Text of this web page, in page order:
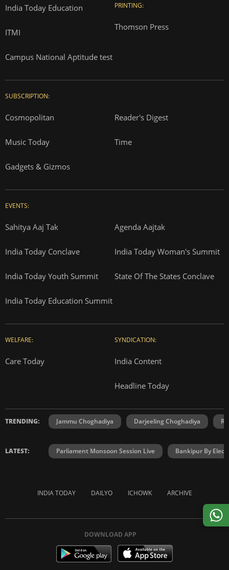
India Today Education
ITMI
Campus National Aptitude test
PRINTING:
Thomson Press
SUBSCRIPTION:
Cosmopolitan Reader's Digest
Music Today Time
Gadgets & Gizmos
EVENTS:
Sahitya Aaj Tak Agenda Aajtak
India Today Conclave India Today Woman's Summit
India Today Youth Summit State Of The States Conclave
India Today Education Summit
WELFARE:
Care Today
SYNDICATION:
India Content
Headline Today
TRENDING: Jammu Choghadiya Darjeeling Choghadiya
LATEST: Parliament Monsoon Session Live Bankipur By
INDIA TODAY DAILYO ICHOWK ARCHIVE
DOWNLOAD APP